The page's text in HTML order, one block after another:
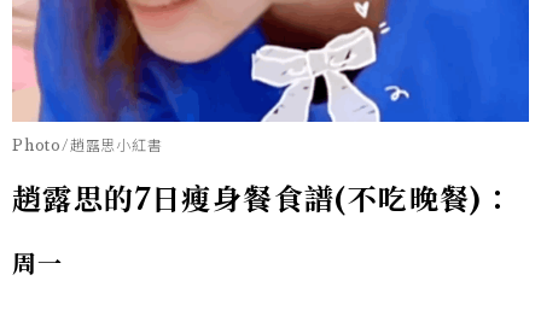
Photo/趙露思小紅書
趙露思的7日瘦身餐食譜(不吃晚餐)：
周一